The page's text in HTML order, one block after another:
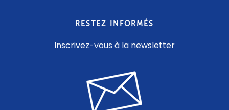
RESTEZ INFORMÉS
Inscrivez-vous à la newsletter